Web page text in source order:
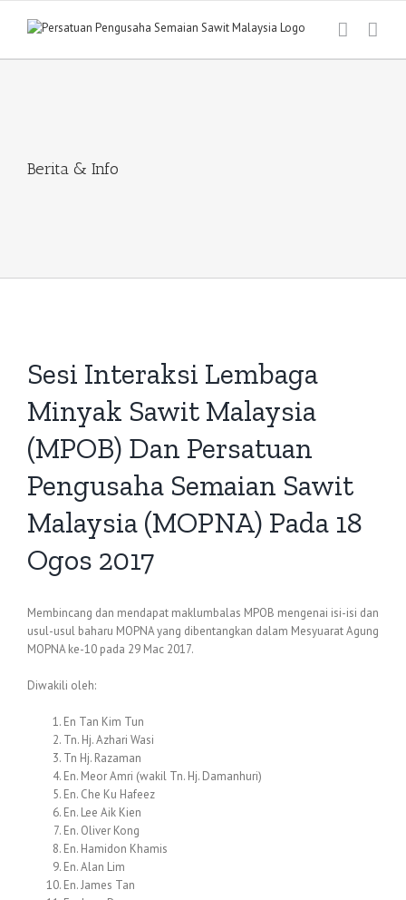
Berita & Info
Image
Sesi Interaksi Lembaga
Minyak Sawit Malaysia
(MPOB) Dan Persatuan
Pengusaha Semaian Sawit
Malaysia (MOPNA) Pada 18
Ogos 2017
Membincang dan mendapat maklumbalas MPOB mengenai isi-isi dan
usul-usul baharu MOPNA yang dibentangkan dalam Mesyuarat Agung
MOPNA ke-10 pada 29 Mac 2017.
Diwakili oleh:
En Tan Kim Tun
Tn. Hj. Azhari Wasi
Tn Hj. Razaman
En. Meor Amri (wakil Tn. Hj. Damanhuri)
En. Che Ku Hafeez
En. Lee Aik Kien
En. Oliver Kong
En. Hamidon Khamis
En. Alan Lim
En. James Tan